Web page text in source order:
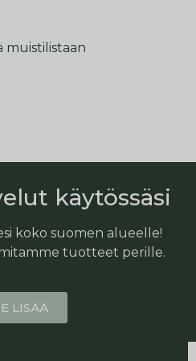
muistilistaan
käytössäsi
koko suomen alueelle!
tuotteet perille.
LISÄÄ